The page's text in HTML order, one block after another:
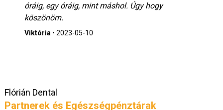
óráig, egy óráig, mint máshol. Úgy hogy
köszönöm.
Viktória • 2023-05-10
Flórián Dental
Partnerek és Egészségpénztárak